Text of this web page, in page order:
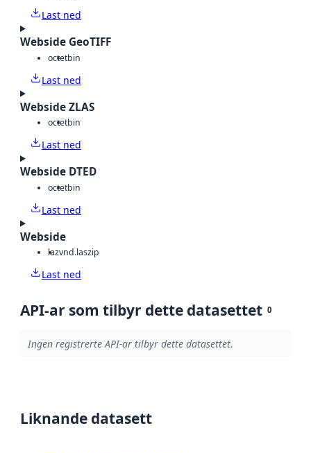
Last ned
Webside GeoTIFF
octetbin
Last ned
Webside ZLAS
octetbin
Last ned
Webside DTED
octetbin
Last ned
Webside
lazvnd.laszip
Last ned
API-ar som tilbyr dette datasettet 0
Ingen registrerte API-ar tilbyr dette datasettet.
Liknande datasett